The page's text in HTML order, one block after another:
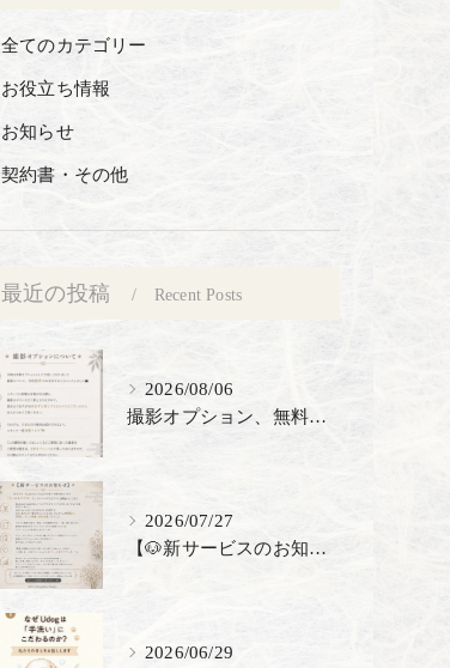
全てのカテゴリー
お役立ち情報
お知らせ
契約書・その他
最近の投稿 Recent Posts
2026/08/06
撮影オプション、無料でご提供🎉
2026/07/27
【🐶新サービスのお知らせ】
2026/06/29